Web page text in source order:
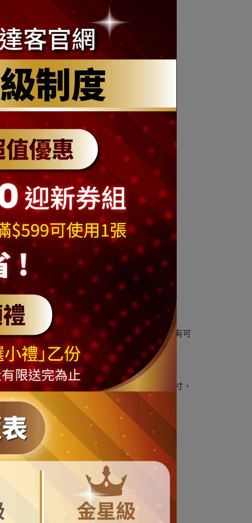
cm
樹
燈組合即可
頂星的樹藤向上全部拉直到最頂部的垂直高度 有可
減少*
為合理範圍
浪費，訂購前請務必謹慎思考您需要的規格尺寸，
，商品依實際供貨樣式為準。
利。